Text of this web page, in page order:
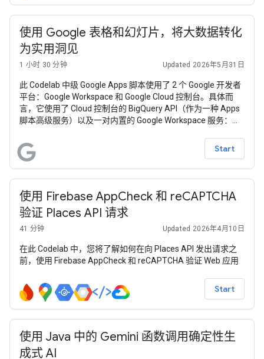
使用 Google 表格和幻灯片，将大数据转化
为实用洞见
1 小时 30 分钟 Updated 2026年5月31日
此 Codelab 中级 Google Apps 脚本使用了 2 个 Google 开发者
平台：Google Workspace 和 Google Cloud 控制台。具体而
言，它使用了 Cloud 控制台的 BigQuery API（作为一种 Apps
脚本高级服务）以及一对内置的 Google Workspace 服务：
他们能够在（相对）较短的一段代码中自动完成从大数据分析
到幻灯片演示的最终环节。
Start
使用 Firebase AppCheck 和 reCAPTCHA
验证 Places API 请求
41 分钟 Updated 2026年4月10日
在此 Codelab 中，您将了解如何在向 Places API 发出请求之
前，使用 Firebase AppCheck 和 reCAPTCHA 验证 Web 应用
Start
使用 Java 中的 Gemini 函数调用确定性生
成式 AI